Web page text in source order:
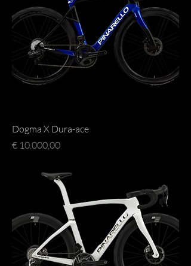
Dogma X Dura-ace
Prijs
€ 10.000,00